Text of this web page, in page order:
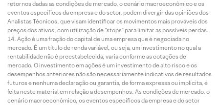
retornos dadas as condições de mercado, o cenário macroeconômico e os
eventos específicos da empresa e do setor, podem divergir das opiniões dos
Analistas Técnicos, que visam identificar os movimentos mais prováveis dos
preços dos ativos, com utilização de “stops” para limitar as possíveis perdas.
Ação é uma fração do capital de uma empresa que é negociada no
mercado. É um título de renda variável, ou seja, um investimento no qual a
rentabilidade não é preestabelecida, varia conforme as cotações de
mercado. O investimento em ações é um investimento de alto risco e os
desempenhos anteriores não são necessariamente indicativos de resultados
futuros e nenhuma declaração ou garantia, de forma expressa ou implícita, é
feita neste material em relação a desempenhos. As condições de mercado, o
cenário macroeconômico, os eventos específicos da empresa e do setor